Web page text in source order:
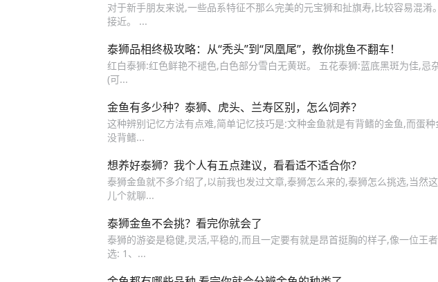
对于新手朋友来说,一些品系特征不那么完美的元宝狮和扯旗寿,比较容易混淆
接近。 ...
泰狮品相终极攻略：从“秃头”到“凤凰尾”，教你挑鱼不翻车！
红白泰狮:红色鲜艳不褪色,白色部分雪白无黄斑。 五花泰狮:蓝底黑斑为佳,忌
(可...
金鱼有多少种？泰狮、虎头、兰寿区别，怎么饲养？
这种辨别记忆方法有点难,简单记忆技巧是:文种金鱼就是有背鳍的金鱼,而蛋
没背鳍...
想养好泰狮？我个人有五点建议，看看适不适合你？
泰狮金鱼就不多介绍了,以前我也发过文章,泰狮怎么来的,泰狮怎么挑选,当然
儿个就聊...
泰狮金鱼不会挑？看完你就会了
泰狮的游姿是稳健,灵活,平稳的,而且一定要有就是昂首挺胸的样子,像一位王
选: 1、...